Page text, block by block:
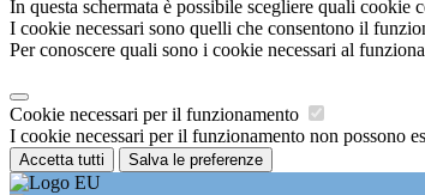
In questa schermata è possibile scegliere quali cookie
I cookie necessari sono quelli che consentono il
Per conoscere quali sono i cookie necessari al
Cookie necessari per il funzionamento
I cookie necessari per il funzionamento non possono
Accetta tutti Salva le preferenze